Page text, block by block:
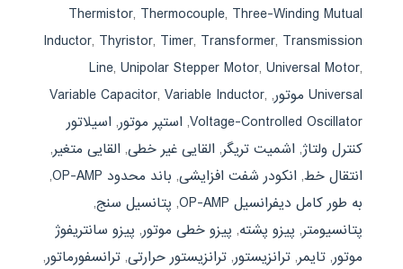
Thermistor, Thermocouple, Three-Winding Mutual
Inductor, Thyristor, Timer, Transformer, Transmission
Line,Unipolar Stepper Motor,Universal Motor,
Universal موتور
,
Variable Capacitor,Variable Inductor,
Voltage-Controlled Oscillator
, استپر موتور, اسیلاتور
کنترل ولتاژ, اشمیت تریگر, القایی غیر خطی, القایی متغیر,
انتقال خط, انکودر شفت افزایشی, باند محدود OP-AMP
,
به طور کامل دیفرانسیل OP-AMP
, پتانسیل سنج,
پتانسیومتر, پیزو پشته, پیزو خطی موتور, پیزو سانتریفوژ
موتور, تایمر, ترانزیستور, ترانزیستور حرارتی, ترانسفورماتور,